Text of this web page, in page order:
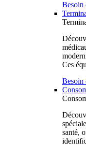
Besoin
Ces
Besoin
santé,